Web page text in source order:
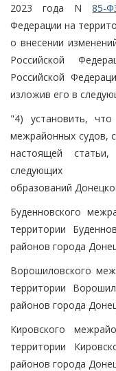
2023 года N85-
Федерации на
о внесении
Российской
Российской
изложив его в
"4) установить,
межрайонных судов,
настоящей статьи,
следующих
образований
Буденновского
территории
районов города
Ворошиловского
территории
районов города
Кировского
территории
районов города